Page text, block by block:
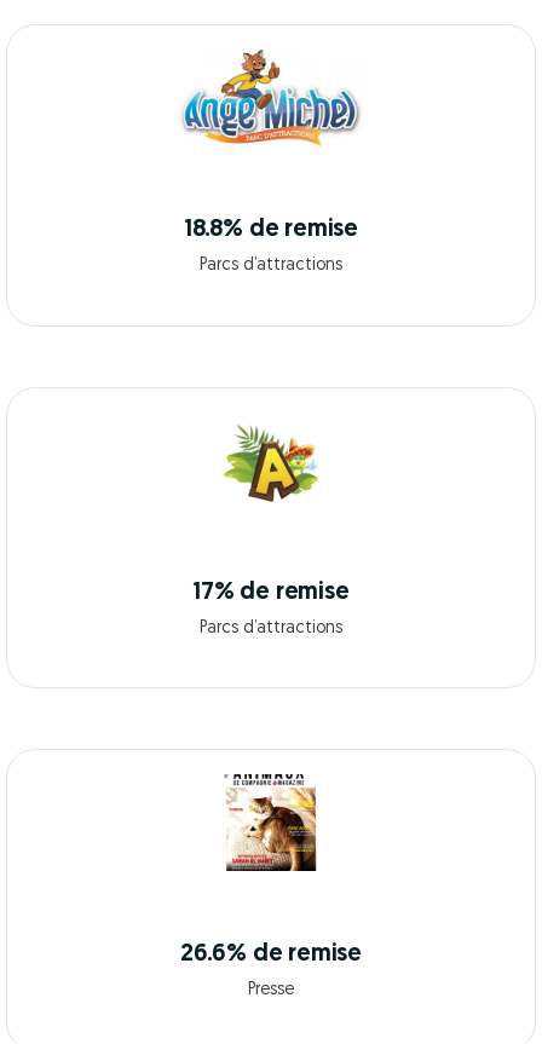
18.8% de remise
Parcs d’attractions
17% de remise
Parcs d’attractions
26.6% de remise
Presse